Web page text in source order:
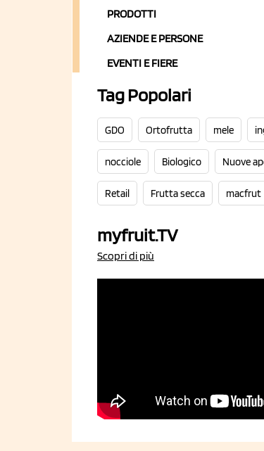
PRODOTTI
AZIENDE E PERSONE
EVENTI E FIERE
Tag Popolari
GDO Ortofrutta mele
nocciole Biologico Nuove
Retail Frutta secca macfrut
myfruit.TV
Scopri di più